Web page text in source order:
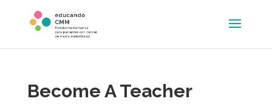
Become A Teacher